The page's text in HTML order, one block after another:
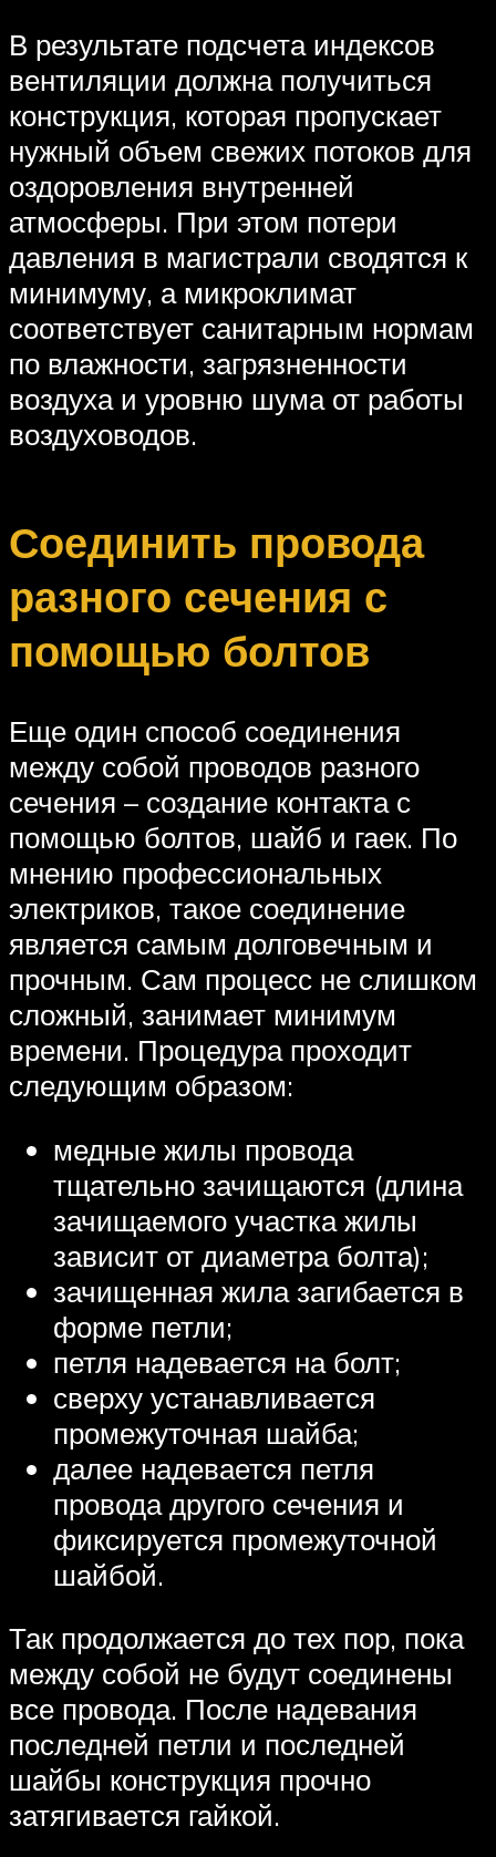
В результате подсчета индексов
вентиляции должна получиться
конструкция, которая пропускает
нужный объем свежих потоков для
оздоровления внутренней
атмосферы. При этом потери
давления в магистрали сводятся к
минимуму, а микроклимат
соответствует санитарным нормам
по влажности, загрязненности
воздуха и уровню шума от работы
воздуховодов.
Соединить провода
разного сечения с
помощью болтов
Еще один способ соединения
между собой проводов разного
сечения – создание контакта с
помощью болтов, шайб и гаек. По
мнению профессиональных
электриков, такое соединение
является самым долговечным и
прочным. Сам процесс не слишком
сложный, занимает минимум
времени. Процедура проходит
следующим образом:
медные жилы провода
тщательно зачищаются (длина
зачищаемого участка жилы
зависит от диаметра болта);
зачищенная жила загибается в
форме петли;
петля надевается на болт;
сверху устанавливается
промежуточная шайба;
далее надевается петля
провода другого сечения и
фиксируется промежуточной
шайбой.
Так продолжается до тех пор, пока
между собой не будут соединены
все провода. После надевания
последней петли и последней
шайбы конструкция прочно
затягивается гайкой.